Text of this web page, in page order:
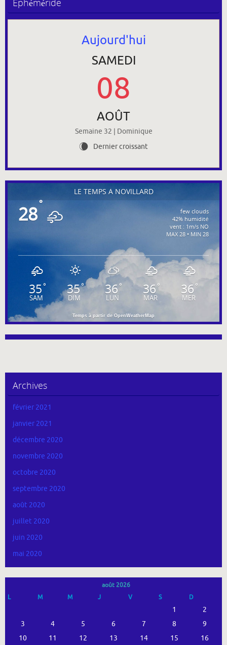
Ephéméride
Aujourd'hui
SAMEDI
08
AOÛT
Semaine 32 | Dominique
W Dernier croissant
LE TEMPS À NOVILLARD
28°
few clouds
42% humidité
vent : 1m/s NO
MAX 28 • MIN 28
35°
SAM
35°
DIM
36°
LUN
36°
MAR
36°
MER
Temps à partir de OpenWeatherMap
Archives
février 2021
janvier 2021
décembre 2020
novembre 2020
octobre 2020
septembre 2020
août 2020
juillet 2020
juin 2020
mai 2020
août 2026
L
M M J V S D
1
2
3
4 5 6 7 8
9
10
11 12 13 14 15 16